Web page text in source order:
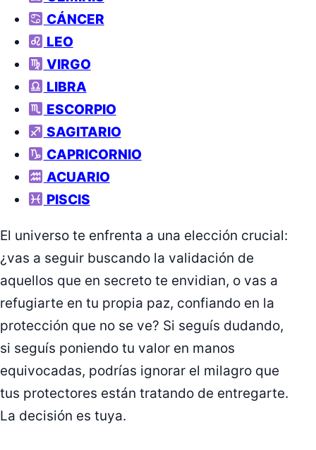
CÁNCER
LEO
VIRGO
LIBRA
ESCORPIO
SAGITARIO
CAPRICORNIO
ACUARIO
PISCIS
El universo te enfrenta a una elección crucial:
¿vas a seguir buscando la validación de
aquellos que en secreto te envidian, o vas a
refugiarte en tu propia paz, confiando en la
protección que no se ve? Si seguís dudando,
si seguís poniendo tu valor en manos
equivocadas, podrías ignorar el milagro que
tus protectores están tratando de entregarte.
La decisión es tuya.